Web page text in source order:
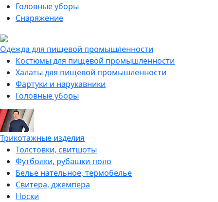
Головные уборы
Снаряжение
Одежда для пищевой промышленности
Костюмы для пищевой промышленности
Халаты для пищевой промышленности
Фартуки и нарукавники
Головные уборы
Трикотажные изделия
Толстовки, свитшоты
Футболки, рубашки-поло
Белье нательное, термобелье
Свитера, джемпера
Носки